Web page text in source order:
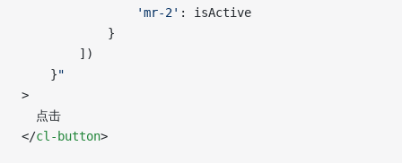
				'mr-2'
: isActive
			}
		])
	}
"
>
  点击
</cl-button>